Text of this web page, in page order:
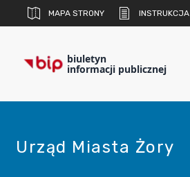
MAPA STRONY INSTRUKCJA
biuletyn
informacji publicznej
Urząd Miasta Żory